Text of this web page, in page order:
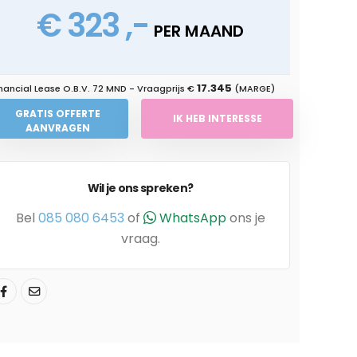
€ 323 ,- PER MAAND
Lease O.B.V. 72 MND - Vraagprijs €17.345 (MARGE)
GRATIS OFFERTE
AANVRAGEN
IK HEB INTERESSE
Wil je ons spreken?
Bel 085 080 6453 of WhatsAppons je
vraag.